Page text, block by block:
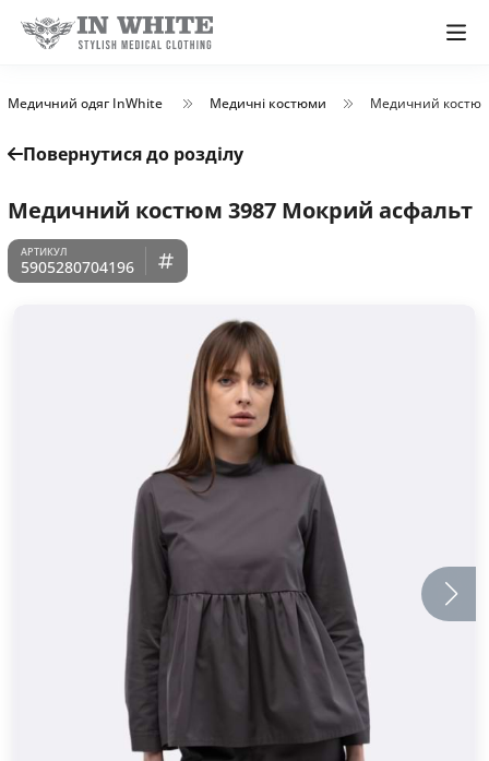
Медичний одяг InWhite Медичні костюми Медичний
Повернутися до розділу
Медичний костюм 3987 Мокрий асфальт
5905280704196